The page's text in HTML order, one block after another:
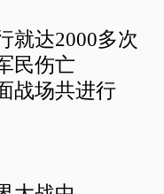
就达2000多次
民伤亡
战场共进行